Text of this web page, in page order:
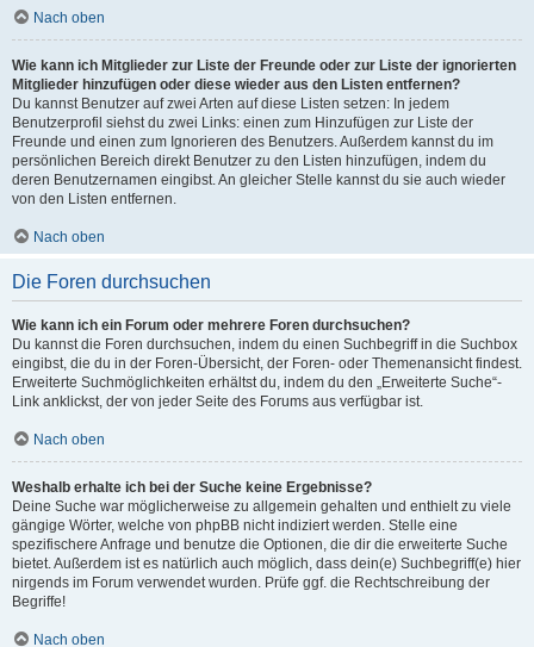
Nach oben
Wie kann ich Mitglieder zur Liste der Freunde oder zur Liste der ignorierten
Mitglieder hinzufügen oder diese wieder aus den Listen entfernen?
Du kannst Benutzer auf zwei Arten auf diese Listen setzen: In jedem
Benutzerprofil siehst du zwei Links: einen zum Hinzufügen zur Liste der
Freunde und einen zum Ignorieren des Benutzers. Außerdem kannst du im
persönlichen Bereich direkt Benutzer zu den Listen hinzufügen, indem du
deren Benutzernamen eingibst. An gleicher Stelle kannst du sie auch wieder
von den Listen entfernen.
Nach oben
Die Foren durchsuchen
Wie kann ich ein Forum oder mehrere Foren durchsuchen?
Du kannst die Foren durchsuchen, indem du einen Suchbegriff in die Suchbox
eingibst, die du in der Foren-Übersicht, der Foren- oder Themenansicht findest.
Erweiterte Suchmöglichkeiten erhältst du, indem du den „Erweiterte Suche“-
Link anklickst, der von jeder Seite des Forums aus verfügbar ist.
Nach oben
Weshalb erhalte ich bei der Suche keine Ergebnisse?
Deine Suche war möglicherweise zu allgemein gehalten und enthielt zu viele
gängige Wörter, welche von phpBB nicht indiziert werden. Stelle eine
spezifischere Anfrage und benutze die Optionen, die dir die erweiterte Suche
bietet. Außerdem ist es natürlich auch möglich, dass dein(e) Suchbegriff(e) hier
nirgends im Forum verwendet wurden. Prüfe ggf. die Rechtschreibung der
Begriffe!
Nach oben